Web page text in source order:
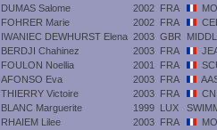
DUMAS Salome 2002 FRA
FOHRER Marie 2002 FRA
IWANIEC DEWHURST Elena 2003 GBR
BERDJI Chahinez 2003 FRA
FOULON Noellia 2001 FRA
AFONSO Eva 2003 FRA
THIERRY Victoire 2003 FRA
BLANC Marguerite 1999 LUX
RHAIEM Lilee 2003 FRA